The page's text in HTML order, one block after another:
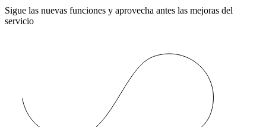
Sigue las nuevas funciones y aprovecha antes las mejoras del
servicio